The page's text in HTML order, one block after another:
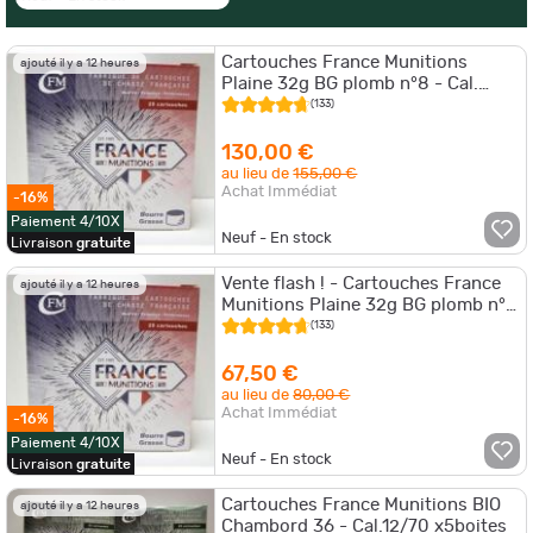
ajouté il y a 12 heures
-16%
Paiement 4/10X
Livraison gratuite
Cartouches France Munitions
Plaine 32g BG plomb n°8 - Cal.
12/70 x10 boites
(133)
130,00 €
au lieu de155,00 €
Achat Immédiat
Neuf - En stock
ajouté il y a 12 heures
-16%
Paiement 4/10X
Livraison gratuite
Vente flash ! - Cartouches France
Munitions Plaine 32g BG plomb n°8
- Cal. 12/70 x5 boites
(133)
67,50 €
au lieu de80,00 €
Achat Immédiat
Neuf - En stock
ajouté il y a 12 heures
Cartouches France Munitions BIO
Chambord 36 - Cal.12/70 x5boites